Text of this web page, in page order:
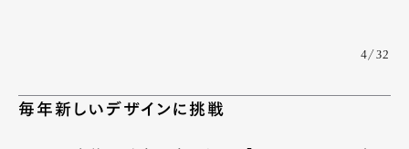
4/32
毎年新しいデザインに挑戦